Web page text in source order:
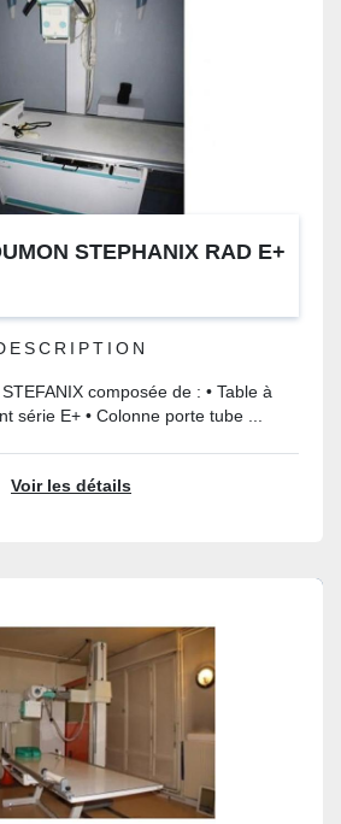
STEPHANIX RAD E+
composée de : • Table à
série E+ • Colonne porte tube ...
Voir les détails